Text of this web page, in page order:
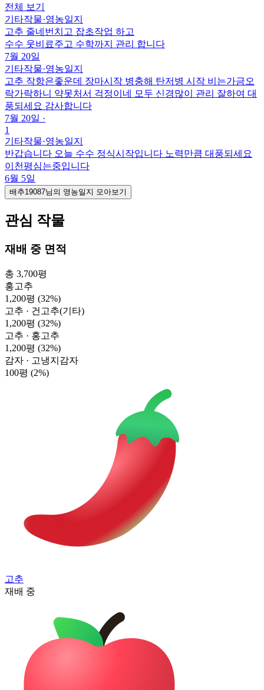
전체 보기
기타작물·영농일지
고추 줄네번치고 잡초작업 하고
수수 웃비료주고 수학까지 관리 합니다
7월 20일
기타작물·영농일지
고추 작항은좋운데 장마시작 병충해 탄저병 시작 비는가금오
락가락하니 약못처서 걱정이네 모두 신경많이 관리 잘하여 대
풍되세요 감사합니다
7월 20일 ·
1
기타작물·영농일지
반갑습니다 오늘 수수 정식시작입니다 노력만큼 대풍되세요
이천평심는중입니다
6월 5일
배추19087님의 영농일지 모아보기
관심 작물
재배 중 면적
총 3,700평
홍고추
1,200평 (32%)
고추 · 건고추(기타)
1,200평 (32%)
고추 · 홍고추
1,200평 (32%)
감자 · 고냉지감자
100평 (2%)
고추
재배 중